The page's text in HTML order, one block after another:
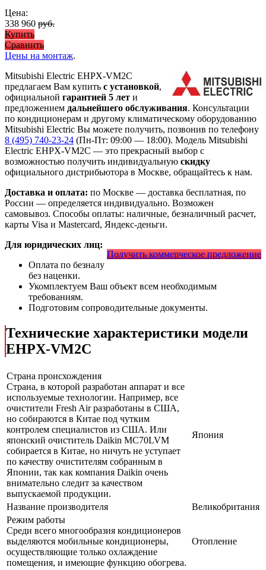
Цена:
338 960 руб.
Купить
Сравнить
Цены на монтаж.
Mitsubishi Electric EHPX-VM2C
предлагаем Вам купить с установкой,
официальной гарантией 5 лет и
предложением дальнейшего обслуживания. Консультации
по кондиционерам и другому климатическому оборудованию
Mitsubishi Electric Вы можете получить, позвонив по телефону
8 (495) 740-23-24 (Пн-Пт: 09:00 — 18:00). Модель Mitsubishi
Electric EHPX-VM2C — это прекрасный выбор с
возможностью получить индивидуальную скидку
официального дистрибьютора в Москве, обращайтесь к нам.
Доставка и оплата: по Москве — доставка бесплатная, по
России — определяется индивидуально. Возможен
самовывоз. Способы оплаты: наличные, безналичный расчет,
карты Visa и Mastercard, Яндекс-деньги.
Получить коммерческое предложение
Для юридических лиц:
Оплата по безналу
без наценки.
Укомплектуем Ваш объект всем необходимым
требованиям.
Подготовим сопроводительные документы.
Технические характеристики модели
EHPX-VM2C
Страна происхождения
Страна, в которой разработан аппарат и все
используемые технологии. Например, все
очистители Fresh Air разработаны в США,
но собираются в Китае под чутким
контролем специалистов из США. Или
японский очиститель Daikin MC70LVM
собирается в Китае, но ничуть не уступает
по качеству очистителям собранным в
Японии, так как компания Daikin очень
внимательно следит за качеством
выпускаемой продукции.
Япония
Название производителя
Великобритания
Режим работы
Среди всего многообразия кондиционеров
выделяются мобильные кондиционеры,
осуществляющие только охлаждение
помещения, и имеющие функцию обогрева.
Отопление